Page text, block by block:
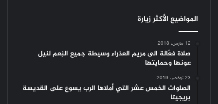
المواضيع الأكثر زيارة
12 مارس، 2018
صلاة فعّالة الى مريم العذراء وسيطة جميع النِعم لنيل
عونها وحمايتها
23 نوفمبر، 2019
الصلوات الخمس عشر التي أملاها الرب يسوع على القديسة
بريجيتا